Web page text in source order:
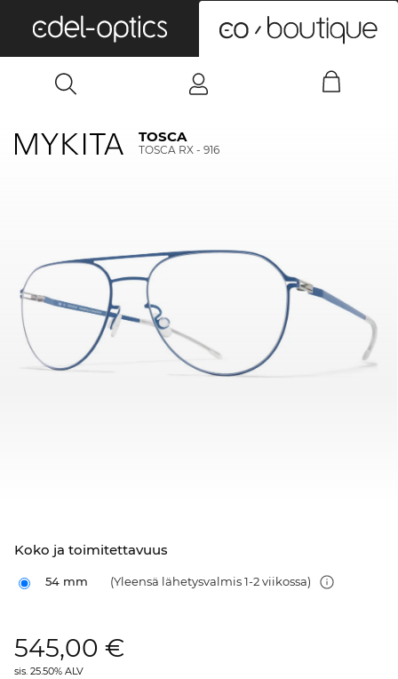
TOSCA
TOSCA RX - 916
Koko ja toimitettavuus
54 mm (Yleensä lähetysvalmis 1-2 viikossa)
545,00 €
sis. 25.50% ALV